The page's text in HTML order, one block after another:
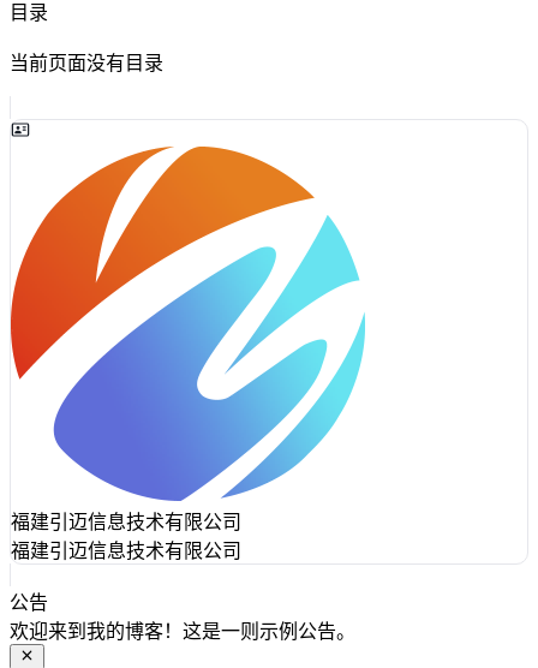
目录
当前页面没有目录
福建引迈信息技术有限公司
福建引迈信息技术有限公司
公告
欢迎来到我的博客！这是一则示例公告。